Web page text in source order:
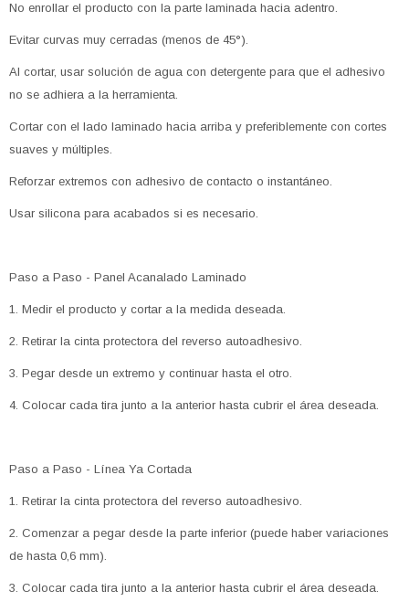
No enrollar el producto con la parte laminada hacia adentro.
Evitar curvas muy cerradas (menos de 45°).
Al cortar, usar solución de agua con detergente para que el adhesivo
no se adhiera a la herramienta.
Cortar con el lado laminado hacia arriba y preferiblemente con cortes
suaves y múltiples.
Reforzar extremos con adhesivo de contacto o instantáneo.
Usar silicona para acabados si es necesario.
Paso a Paso - Panel Acanalado Laminado
1. Medir el producto y cortar a la medida deseada.
2. Retirar la cinta protectora del reverso autoadhesivo.
3. Pegar desde un extremo y continuar hasta el otro.
4. Colocar cada tira junto a la anterior hasta cubrir el área deseada.
Paso a Paso - Línea Ya Cortada
1. Retirar la cinta protectora del reverso autoadhesivo.
2. Comenzar a pegar desde la parte inferior (puede haber variaciones
de hasta 0,6 mm).
3. Colocar cada tira junto a la anterior hasta cubrir el área deseada.